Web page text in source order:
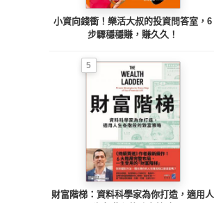
小資向錢衝！樂活大叔的投資問答室，6
步驟穩穩賺，賺久久！
5
財富階梯：資料科學家為你打造，適用人